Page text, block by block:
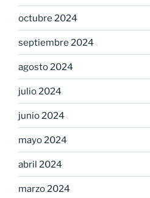
octubre 2024
septiembre 2024
agosto 2024
julio 2024
junio 2024
mayo 2024
abril 2024
marzo 2024